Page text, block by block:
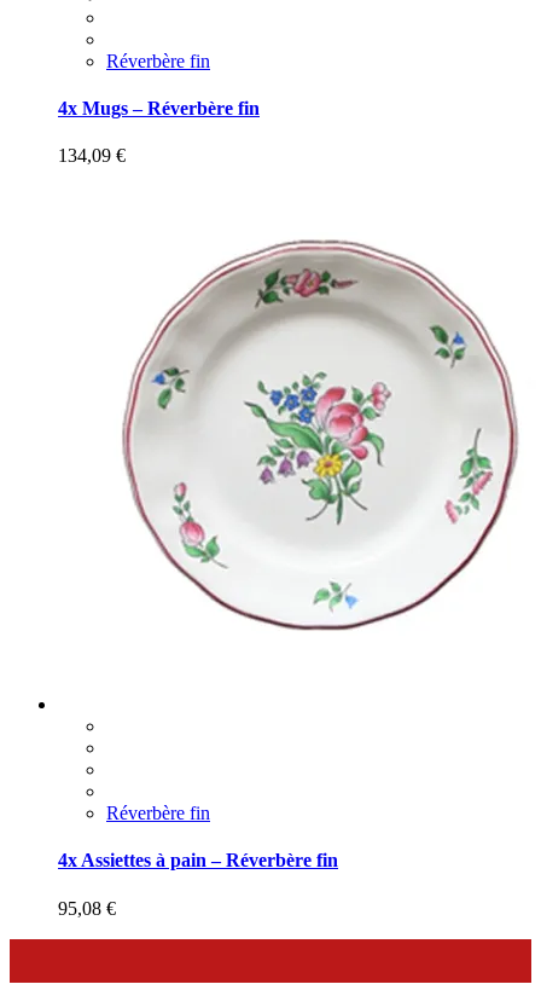
Réverbère fin
4x Mugs – Réverbère fin
134,09 €
Réverbère fin
4x Assiettes à pain – Réverbère fin
95,08 €